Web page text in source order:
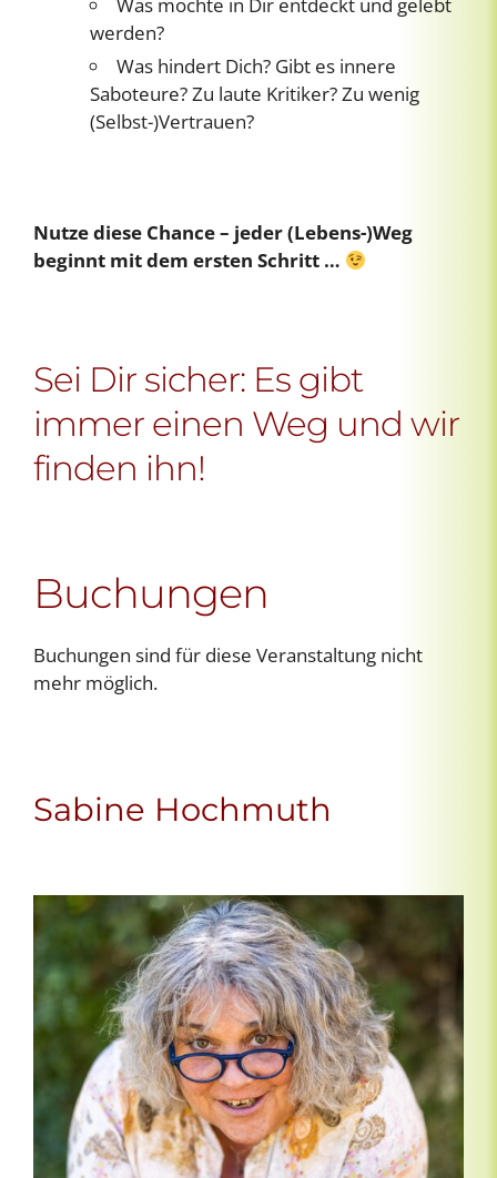
werden?
Was hindert Dich? Gibt es innere
Saboteure? Zu laute Kritiker? Zu wenig
(Selbst-)Vertrauen?
Nutze diese Chance – jeder (Lebens-)Weg
beginnt mit dem ersten Schritt …
Sei Dir sicher: Es gibt
immer einen Weg und wir
finden ihn!
Buchungen
Buchungen sind für diese Veranstaltung nicht
mehr möglich.
Sabine Hochmuth